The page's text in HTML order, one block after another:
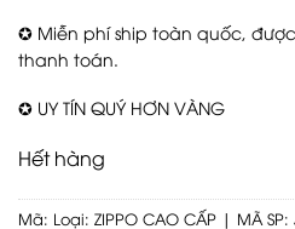
✪ Miễn phí ship toàn quốc,
thanh toán.
✪ UY TÍN QUÝ HƠN VÀNG
Hết hàng
Mã: Loại: ZIPPO CAO CẤP | MÃ SP: